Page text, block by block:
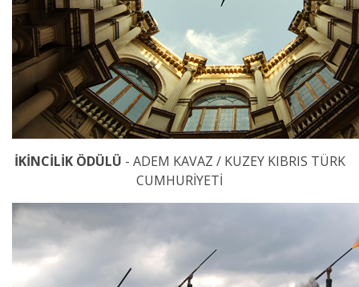
İKİNCİLİK ÖDÜLÜ - ADEM KAVAZ / KUZEY KIBRIS TÜRK
CUMHURİYETİ